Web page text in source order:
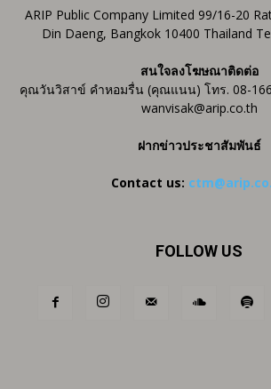
ARIP Public Company Limited 99/16-20
Din Daeng, Bangkok 10400 Thailand
สนใจลงโฆษณาติดต่อ
คุณวันวิสาข์ คำหอมรื่น (คุณแนน) โทร. 08-
wanvisak@arip.co.th
ฝากข่าวประชาสัมพันธ์
Contact us:
FOLLOW US